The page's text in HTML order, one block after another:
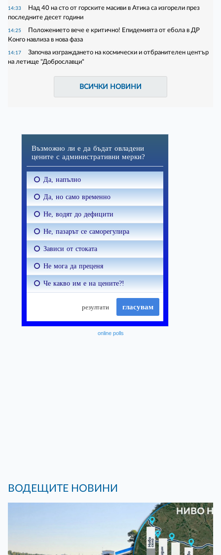
14:33
Над 40 на сто от горските масиви в Атика са изгорели през
последните десет години
14:25
Положението вече е критично! Епидемията от ебола в ДР
Конго навлиза в нова фаза
14:17
Започва изграждането на космически и отбранителен център
на летище "Доброславци"
ВСИЧКИ НОВИНИ
online polls
ВОДЕЩИТЕ НОВИНИ